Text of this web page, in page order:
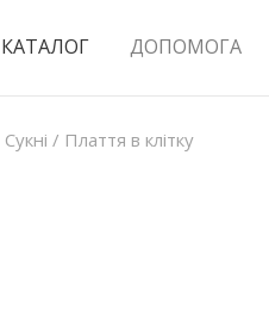
КАТАЛОГ ДОПОМОГА
Сукні / Плаття в клітку